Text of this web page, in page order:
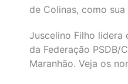
de Colinas, como
Juscelino Filho lidera
da Federação PSDB/
Maranhão. Veja os